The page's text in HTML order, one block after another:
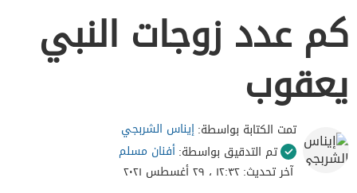
كم عدد زوجات النبي
يعقوب
تمت الكتابة بواسطة:إيناس الشربجي
تم التدقيق بواسطة:أفنان مسلم
آخر تحديث:١٢:٣٢ ، ٢٩ أغسطس ٢٠٢١